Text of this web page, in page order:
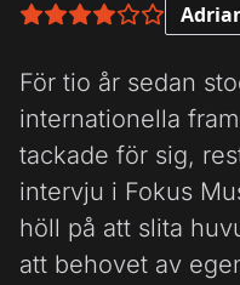
4 av 6 i betyg
För tio år sedan
internationella
tackade för sig,
intervju i Fokus
höll på att slita
att behovet av